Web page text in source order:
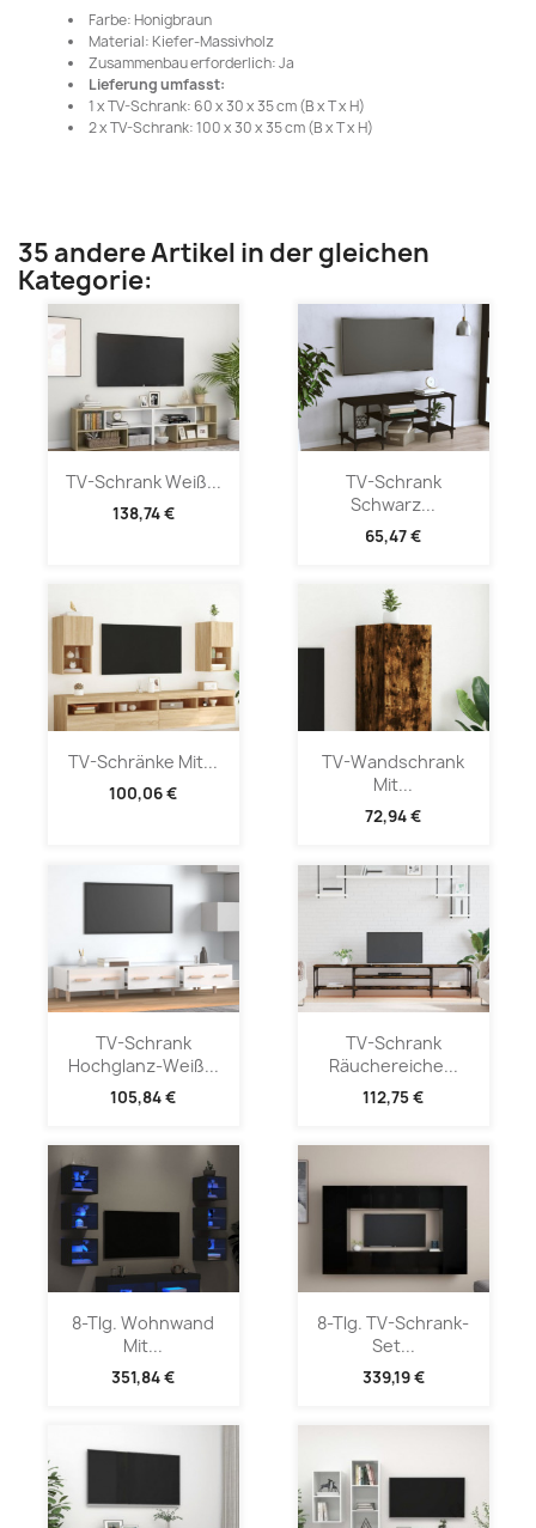
Farbe: Honigbraun
Material: Kiefer-Massivholz
Zusammenbau erforderlich: Ja
Lieferung umfasst:
1 x TV-Schrank: 60 x 30 x 35 cm (B x T x H)
2 x TV-Schrank: 100 x 30 x 35 cm (B x T x H)
35 andere Artikel in der gleichen
Kategorie:
TV-Schrank Weiß...
138,74 €
TV-Schrank
Schwarz...
65,47 €
TV-Schränke Mit...
100,06 €
TV-Wandschrank
Mit...
72,94 €
TV-Schrank
Hochglanz-Weiß...
105,84 €
TV-Schrank
Räuchereiche...
112,75 €
8-Tlg. Wohnwand
Mit...
351,84 €
8-Tlg. TV-Schrank-
Set...
339,19 €